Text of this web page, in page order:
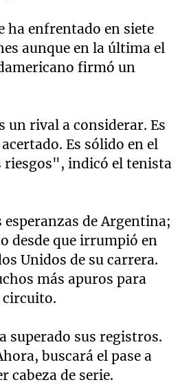
ha enfrentado en siete
aunque en la última el
firmó un
un rival a considerar. Es
Es sólido en el
riesgos", indicó el tenista
de Argentina;
desde que irrumpió en
Unidos de su carrera.
más apuros para
circuito.
superado sus registros.
buscará el pase a
cabeza de serie.